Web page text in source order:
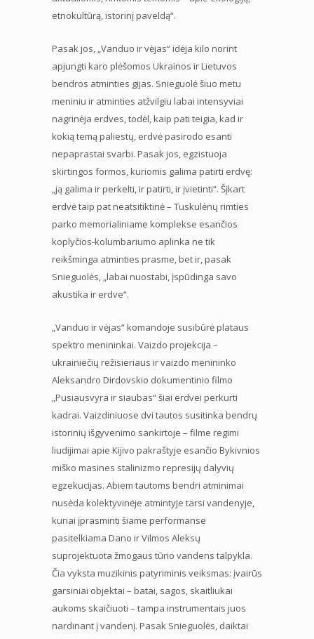
etnokultūrą, istorinį paveldą“.
Pasak jos, „Vanduo ir vėjas“ idėja kilo norint
apjungti karo plėšomos Ukrainos ir Lietuvos
bendros atminties gijas. Snieguolė šiuo metu
meniniu ir atminties atžvilgiu labai intensyviai
nagrinėja erdves, todėl, kaip pati teigia, kad ir
kokią temą paliestų, erdvė pasirodo esanti
nepaprastai svarbi. Pasak jos, egzistuoja
skirtingos formos, kuriomis galima patirti erdvę:
„ją galima ir perkelti, ir patirti, ir įvietinti“. Šįkart
erdvė taip pat neatsitiktinė – Tuskulėnų rimties
parko memorialiniame komplekse esančios
koplyčios-kolumbariumo aplinka ne tik
reikšminga atminties prasme, bet ir, pasak
Snieguolės, „labai nuostabi, įspūdinga savo
akustika ir erdve“.
„Vanduo ir vėjas“ komandoje susibūrė plataus
spektro menininkai. Vaizdo projekcija –
ukrainiečių režisieriaus ir vaizdo menininko
Aleksandro Dirdovskio dokumentinio filmo
„Pusiausvyra ir siaubas“ šiai erdvei perkurti
kadrai. Vaizdiniuose dvi tautos susitinka bendrų
istorinių išgyvenimo sankirtoje – filme regimi
liudijimai apie Kijivo pakraštyje esančio Bykivnios
miško masines stalinizmo represijų dalyvių
egzekucijas. Abiem tautoms bendri atminimai
nusėda kolektyvinėje atmintyje tarsi vandenyje,
kuriai įprasminti šiame performanse
pasitelkiama Dano ir Vilmos Aleksų
suprojektuota žmogaus tūrio vandens talpykla.
Čia vyksta muzikinis patyriminis veiksmas: įvairūs
garsiniai objektai – batai, sagos, skaitliukai
aukoms skaičiuoti – tampa instrumentais juos
nardinant į vandenį. Pasak Snieguolės, daiktai